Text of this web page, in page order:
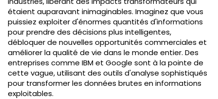
étaient auparavant inimaginables. Imaginez que vous
puissiez exploiter d'énormes quantités d'informations
pour prendre des décisions plus intelligentes,
débloquer de nouvelles opportunités commerciales et
améliorer la qualité de vie dans le monde entier. Des
entreprises comme IBM et Google sont à la pointe de
cette vague, utilisant des outils d'analyse sophistiqués
pour transformer les données brutes en informations
exploitables.